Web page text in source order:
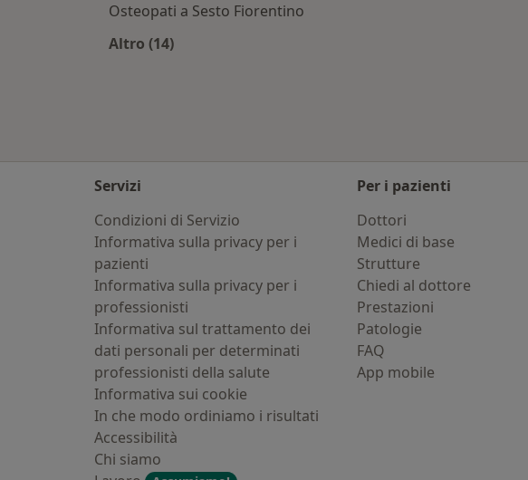
Osteopati a Sesto Fiorentino
Altro (14)
Servizi
Condizioni di Servizio
Informativa sulla privacy per i
pazienti
Informativa sulla privacy per i
professionisti
Informativa sul trattamento dei
dati personali per determinati
professionisti della salute
Informativa sui cookie
In che modo ordiniamo i risultati
Accessibilità
Chi siamo
Per i pazienti
Dottori
Medici di base
Strutture
Chiedi al dottore
Prestazioni
Patologie
FAQ
App mobile